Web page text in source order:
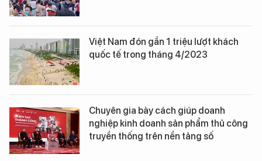
Việt Nam đón gần 1 triệu lượt khách
quốc tế trong tháng 4/2023
Chuyên gia bày cách giúp doanh
nghiệp kinh doanh sản phẩm thủ công
truyền thống trên nền tảng số